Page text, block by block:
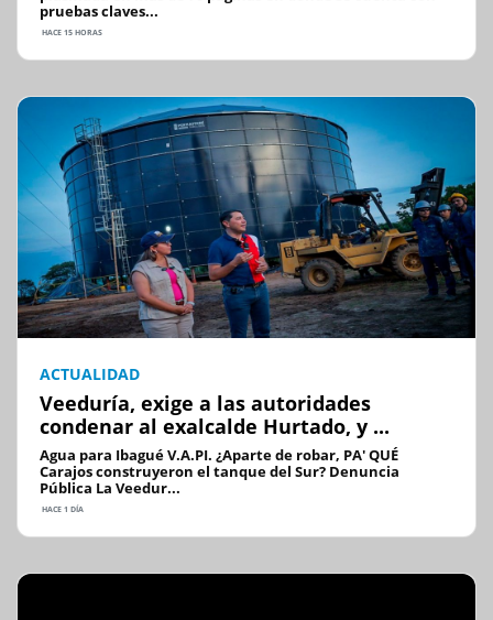
pruebas claves...
HACE 15 HORAS
ACTUALIDAD
Veeduría, exige a las autoridades
condenar al exalcalde Hurtado, y ...
Agua para Ibagué V.A.PI. ¿Aparte de robar, PA' QUÉ
Carajos construyeron el tanque del Sur? Denuncia
Pública La Veedur...
HACE 1 DÍA